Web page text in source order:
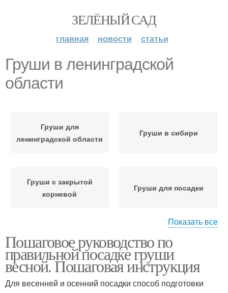
ЗЕЛЁНЫЙ САД
главная новости статьи
Груши в ленинградской
области
Груши для
ленинградской области
Груши в сибири
Груши с закрытой
корневой
Груши для посадки
области
Груши для подмосковья
Показать все
Пошаговое руководство по
правильной посадке груши
весной. Пошаговая инструкция
Для весенней и осенний посадки способ подготовки